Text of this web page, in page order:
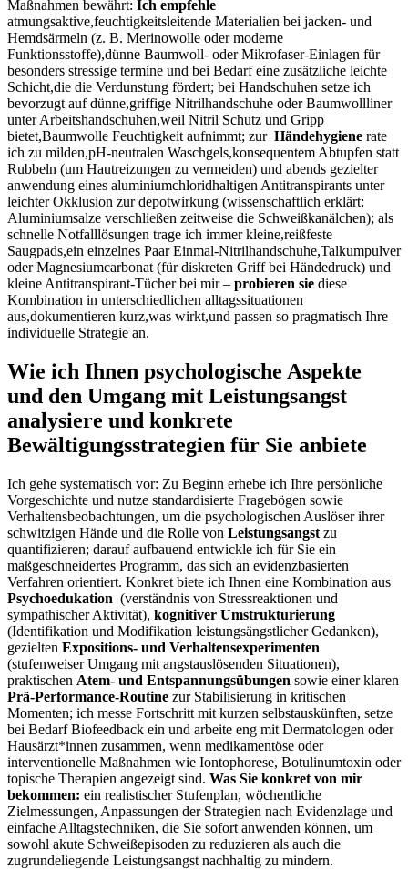
Maßnahmen ⁢bewährt: Ich empfehle
atmungsaktive,feuchtigkeitsleitende Materialien bei jacken-​ und
Hemdsärmeln⁢ (z. B. Merinowolle ‌oder moderne
Funktionsstoffe),dünne ‌Baumwoll- oder Mikrofaser-Einlagen ​für
besonders stressige termine und bei Bedarf eine zusätzliche‍ leichte
Schicht,die die ⁢Verdunstung fördert; bei Handschuhen setze ⁢ich
bevorzugt auf ​dünne,griffige Nitrilhandschuhe oder‌ Baumwollliner
unter Arbeitshandschuhen,weil Nitril Schutz und Gripp​
bietet,Baumwolle Feuchtigkeit aufnimmt; zur ‍ Händehygiene rate
ich zu milden,pH-neutralen Waschgels,konsequentem Abtupfen statt
Rubbeln (um Hautreizungen‌ zu vermeiden) und‌ abends gezielter
anwendung eines aluminiumchloridhaltigen Antitranspirants unter
leichter Okklusion zur depotwirkung (wissenschaftlich erklärt:
Aluminiumsalze verschließen zeitweise die Schweißkanälchen); als
schnelle Notfalllösungen trage ich immer kleine,reißfeste
Saugpads,ein ‌einzelnes Paar ​Einmal-Nitrilhandschuhe,Talkumpulver
oder Magnesiumcarbonat (für diskreten ‌Griff ‌bei Händedruck) und
kleine Antitranspirant-Tücher bei mir – probieren sie diese
Kombination⁤ in⁣ unterschiedlichen alltagssituationen
aus,dokumentieren ‍kurz,was wirkt,und passen so pragmatisch Ihre
individuelle Strategie an.
Wie ich Ihnen psychologische Aspekte
und den‌ Umgang mit Leistungsangst
analysiere und‍ konkrete
Bewältigungsstrategien für Sie anbiete
Ich ​gehe systematisch vor: ⁣Zu Beginn erhebe ich Ihre persönliche
⁤Vorgeschichte und nutze⁢ standardisierte Fragebögen sowie
⁤Verhaltensbeobachtungen, um die psychologischen​ Auslöser‌ ihrer
⁤schwitzigen Hände und die Rolle von Leistungsangst zu
quantifizieren; darauf aufbauend ​entwickle ​ich für Sie ein
maßgeschneidertes Programm, ‍das‍ sich an evidenzbasierten
Verfahren orientiert. Konkret ⁤biete ich⁢ Ihnen eine Kombination aus
Psychoedukation ​ (verständnis ​von Stressreaktionen und
sympathischer⁢ Aktivität), kognitiver Umstrukturierung
(Identifikation und‌ Modifikation leistungsängstlicher Gedanken),
gezielten‌ Expositions- und Verhaltensexperimenten
(stufenweiser Umgang⁢ mit angstauslösenden Situationen),
praktischen Atem‑ und Entspannungsübungen sowie einer ⁢klaren
Prä-Performance-Routine zur Stabilisierung in kritischen
⁣Momenten; ich messe Fortschritt mit ⁢kurzen selbstauskünften, setze
⁣bei Bedarf Biofeedback ein und arbeite eng mit ⁤Dermatologen oder‍
Hausärzt*innen zusammen, wenn medikamentöse oder‌
interventionelle Maßnahmen ⁤wie ⁣Iontophorese, Botulinumtoxin oder
topische‌ Therapien angezeigt sind.⁤ Was Sie‌ konkret von mir
bekommen: ein realistischer Stufenplan, wöchentliche
Zielmessungen, Anpassungen der Strategien nach Evidenzlage und
einfache Alltagstechniken, die Sie sofort anwenden⁤ können, um
sowohl akute Schweißepisoden zu reduzieren als auch die
zugrundeliegende Leistungsangst nachhaltig zu ⁢mindern.